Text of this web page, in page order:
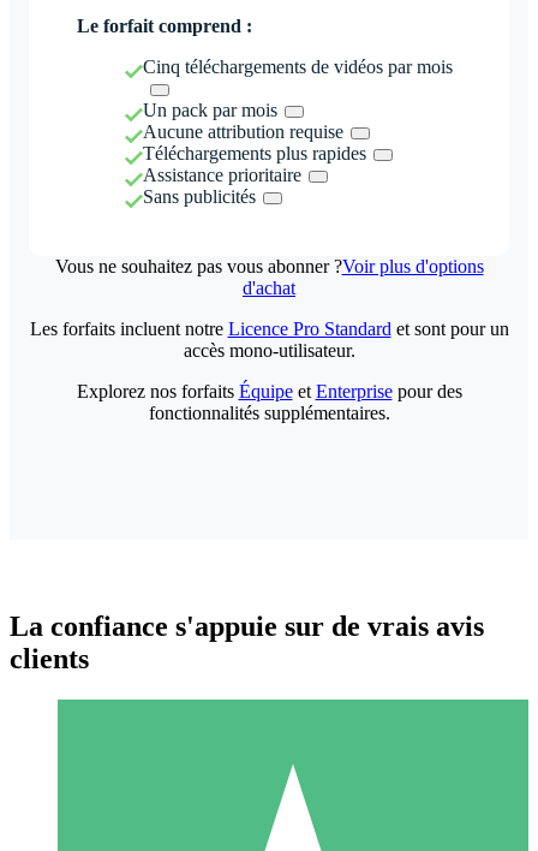
Le forfait comprend :
Cinq téléchargements de vidéos par mois
Un pack par mois
Aucune attribution requise
Téléchargements plus rapides
Assistance prioritaire
Sans publicités
Vous ne souhaitez pas vous abonner ?Voir plus d'options
d'achat
Packs de Crédits Individuels
Les forfaits incluent notre Licence Pro Standard et sont pour un
accès mono-utilisateur.
Explorez nos forfaits Équipeet Enterprisepour des
fonctionnalités supplémentaires.
La confiance s'appuie sur de vrais avis
clients